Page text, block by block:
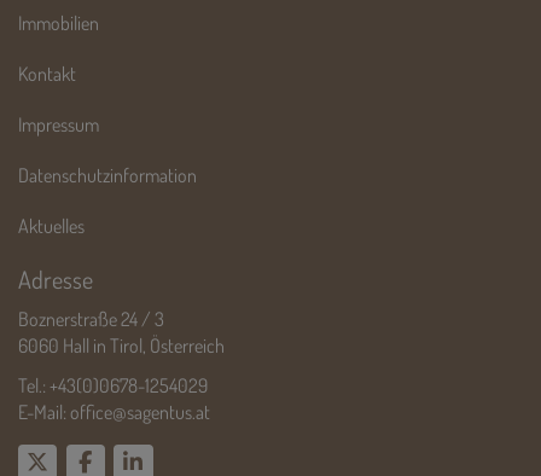
Immobilien
Kontakt
Impressum
Datenschutzinformation
Aktuelles
Adresse
Boznerstraße 24 / 3
6060 Hall in Tirol, Österreich
Tel.: +43(0)0678-1254029
E-Mail: office@sagentus.at